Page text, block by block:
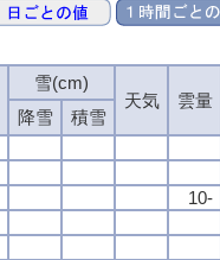
雪(cm)
天気
雲量
降雪
積雪
10-